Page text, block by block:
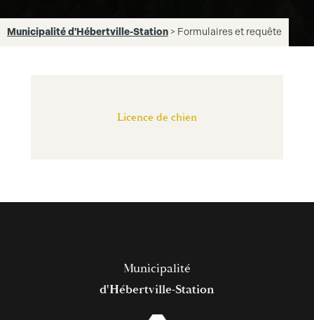
Municipalité d'Hébertville-Station> Formulaires et requête
Licence de chien
Municipalité
d'Hébertville-Station